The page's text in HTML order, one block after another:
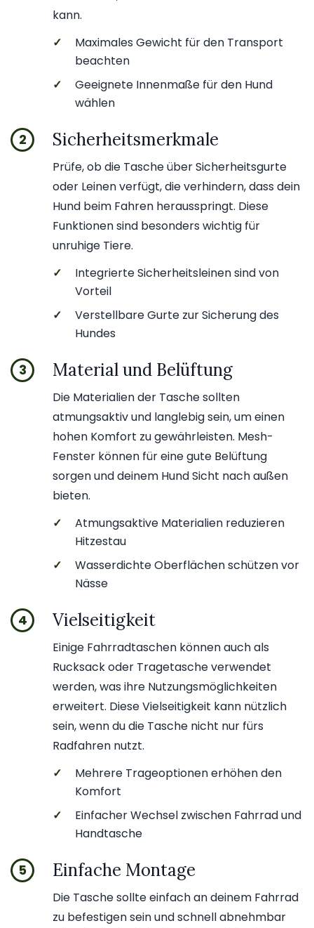
kann.
✓
Maximales Gewicht für den Transport
beachten
✓
Geeignete Innenmaße für den Hund
wählen
2 Sicherheitsmerkmale
Prüfe, ob die Tasche über Sicherheitsgurte
oder Leinen verfügt, die verhindern, dass dein
Hund beim Fahren herausspringt. Diese
Funktionen sind besonders wichtig für
unruhige Tiere.
✓
Integrierte Sicherheitsleinen sind von
Vorteil
✓
Verstellbare Gurte zur Sicherung des
Hundes
3 Material und Belüftung
Die Materialien der Tasche sollten
atmungsaktiv und langlebig sein, um einen
hohen Komfort zu gewährleisten. Mesh-
Fenster können für eine gute Belüftung
sorgen und deinem Hund Sicht nach außen
bieten.
✓
Atmungsaktive Materialien reduzieren
Hitzestau
✓
Wasserdichte Oberflächen schützen vor
Nässe
4 Vielseitigkeit
Einige Fahrradtaschen können auch als
Rucksack oder Tragetasche verwendet
werden, was ihre Nutzungsmöglichkeiten
erweitert. Diese Vielseitigkeit kann nützlich
sein, wenn du die Tasche nicht nur fürs
Radfahren nutzt.
✓
Mehrere Trageoptionen erhöhen den
Komfort
✓
Einfacher Wechsel zwischen Fahrrad und
Handtasche
5 Einfache Montage
Die Tasche sollte einfach an deinem Fahrrad
zu befestigen sein und schnell abnehmbar